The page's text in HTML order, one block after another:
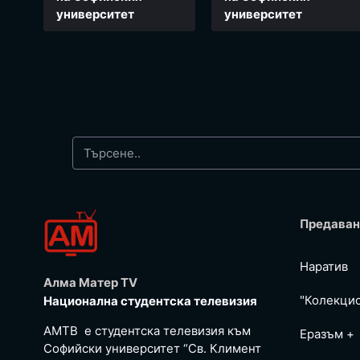
университет
университет
Алма Матер TV
Национална студентска телевизия
АМТВ е студентска телевизия към
Софийски университет “Св. Климент
Наратив
Еразъм +